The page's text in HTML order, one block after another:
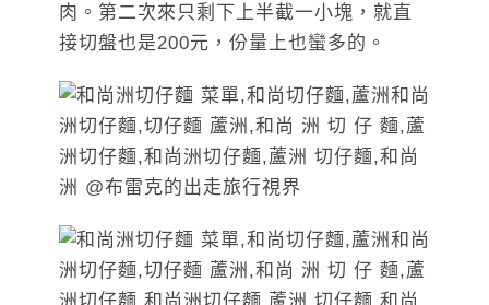
肉。第二次來只剩下上半截一小塊，就直
接切盤也是200元，份量上也蠻多的。